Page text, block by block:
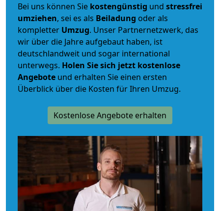
Bei uns können Sie kostengünstig und stressfrei
umziehen, sei es als Beiladung oder als
kompletter Umzug. Unser Partnernetzwerk, das
wir über die Jahre aufgebaut haben, ist
deutschlandweit und sogar international
unterwegs. Holen Sie sich jetzt kostenlose
Angebote und erhalten Sie einen ersten
Überblick über die Kosten für Ihren Umzug.
Kostenlose Angebote erhalten